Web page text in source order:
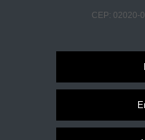
CEP: 02020-